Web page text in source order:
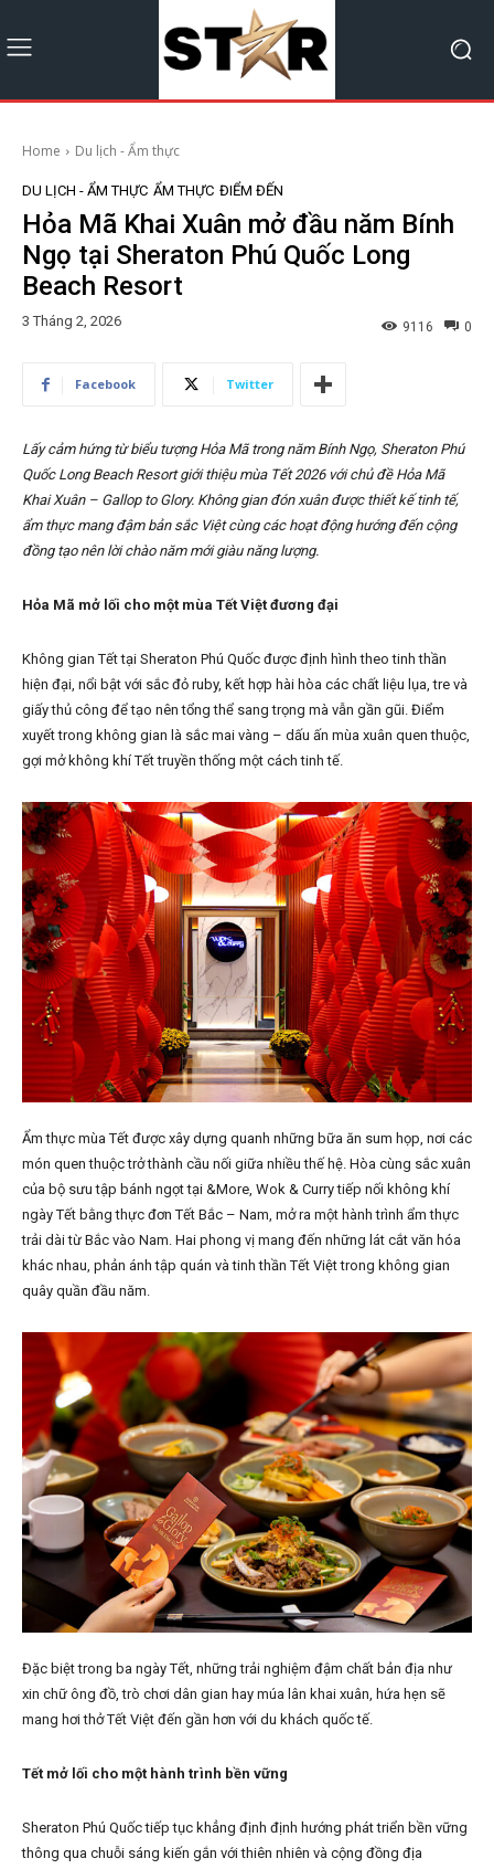
Home Du lịch - Ẩm thực
DU LỊCH - ẨM THỰC ẨM THỰC ĐIỂM ĐẾN
Hỏa Mã Khai Xuân mở đầu năm Bính
Ngọ tại Sheraton Phú Quốc Long
Beach Resort
3 Tháng 2, 2026 0
9116
Facebook Twitter
Lấy cảm hứng từ biểu tượng Hỏa Mã trong năm Bính Ngọ, Sheraton Phú
Quốc Long Beach Resort giới thiệu mùa Tết 2026 với chủ đề Hỏa Mã
Khai Xuân – Gallop to Glory. Không gian đón xuân được thiết kế tinh tế,
ẩm thực mang đậm bản sắc Việt cùng các hoạt động hướng đến cộng
đồng tạo nên lời chào năm mới giàu năng lượng.
Hỏa Mã mở lối cho một mùa Tết Việt đương đại
Không gian Tết tại Sheraton Phú Quốc được định hình theo tinh thần
hiện đại, nổi bật với sắc đỏ ruby, kết hợp hài hòa các chất liệu lụa, tre và
giấy thủ công để tạo nên tổng thể sang trọng mà vẫn gần gũi. Điểm
xuyết trong không gian là sắc mai vàng – dấu ấn mùa xuân quen thuộc,
gợi mở không khí Tết truyền thống một cách tinh tế.
Ẩm thực mùa Tết được xây dựng quanh những bữa ăn sum họp, nơi các
món quen thuộc trở thành cầu nối giữa nhiều thế hệ. Hòa cùng sắc xuân
của bộ sưu tập bánh ngọt tại &More, Wok & Curry tiếp nối không khí
ngày Tết bằng thực đơn Tết Bắc – Nam, mở ra một hành trình ẩm thực
trải dài từ Bắc vào Nam. Hai phong vị mang đến những lát cắt văn hóa
khác nhau, phản ánh tập quán và tinh thần Tết Việt trong không gian
quây quần đầu năm.
Đặc biệt trong ba ngày Tết, những trải nghiệm đậm chất bản địa như
xin chữ ông đồ, trò chơi dân gian hay múa lân khai xuân, hứa hẹn sẽ
mang hơi thở Tết Việt đến gần hơn với du khách quốc tế.
Tết mở lối cho một hành trình bền vững
Sheraton Phú Quốc tiếp tục khẳng định định hướng phát triển bền vững
thông qua chuỗi sáng kiến gắn với thiên nhiên và cộng đồng địa